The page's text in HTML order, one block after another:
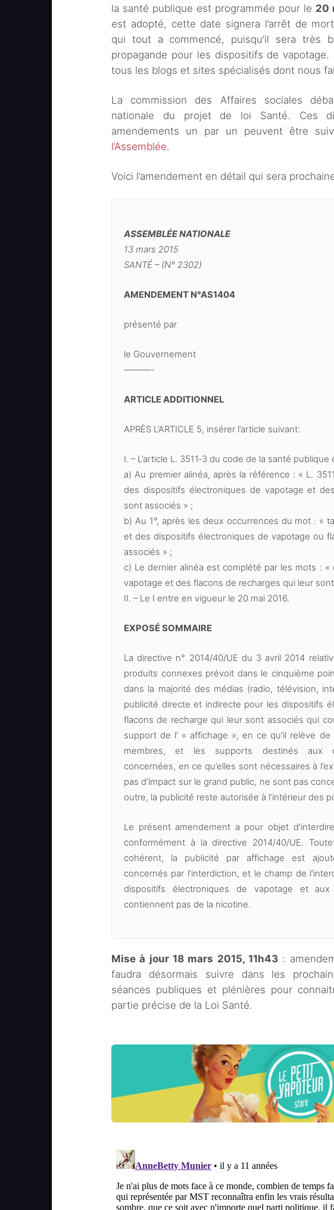
la santé publique est programmée pour le 20
est adopté, cette date signera l’arrêt de
qui tout a commencé, puisqu’il sera très
propagande pour les dispositifs de
tous les blogs et sites spécialisés dont nous
La commission des Affaires sociales
nationale du projet de loi Santé. Ces
amendements un par un peuvent être
l’Assemblée.
Voici l’amendement en détail qui sera
ASSEMBLÉE NATIONALE
13 mars 2015
SANTÉ – (N° 2302)
AMENDEMENT N°AS1404
présenté par
le Gouvernement
———-
ARTICLE ADDITIONNEL
APRÈS L’ARTICLE 5, insérer l’article suivant:
I. – L’article L. 3511‑3 du code de la santé
a) Au premier alinéa, après la référence : « L.
des dispositifs électroniques de vapotage et
sont associés » ;
b) Au 1°, après les deux occurrences du mot : «
et des dispositifs électroniques de vapotage ou
associés » ;
c) Le dernier alinéa est complété par les mots :
vapotage et des flacons de recharges qui leur
II. – Le I entre en vigueur le 20 mai 2016.
EXPOSÉ SOMMAIRE
La directive n° 2014/40/UE du 3 avril 2014
produits connexes prévoit dans le cinquième
dans la majorité des médias (radio, télévision,
publicité directe et indirecte pour les dispositifs
flacons de recharge qui leur sont associés qui
support de l’ « affichage », en ce qu’il relève
membres, et les supports destinés aux
concernées, en ce qu’elles sont nécessaires à
pas d’impact sur le grand public, ne sont pas
outre, la publicité reste autorisée à l’intérieur des
Le présent amendement a pour objet
conformément à la directive 2014/40/UE.
cohérent, la publicité par affichage est
concernés par l’interdiction, et le champ de
dispositifs électroniques de vapotage et
contiennent pas de la nicotine.
Mise à jour 18 mars 2015, 11h43:
faudra désormais suivre dans les
séances publiques et plénières pour
partie précise de la Loi Santé.